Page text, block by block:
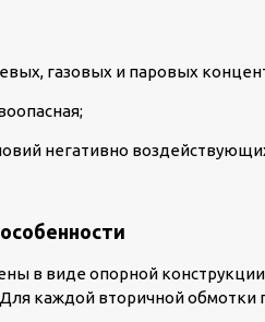
газовых и паровых
негативно
в виде опорной
каждой вторичной обмотки